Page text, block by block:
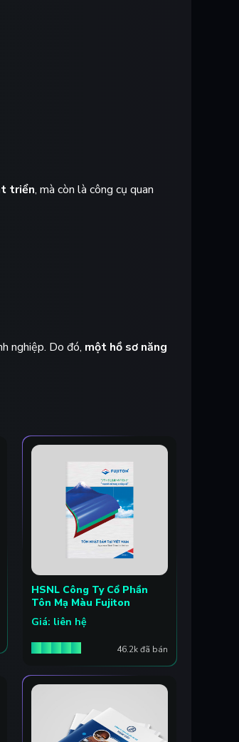
triển, mà còn là công cụ quan
nghiệp. Do đó, một hồ sơ năng
HSNL Công Ty Cổ Phần
Tôn Mạ Màu Fujiton
Giá: liên hệ
46.2k đã bán